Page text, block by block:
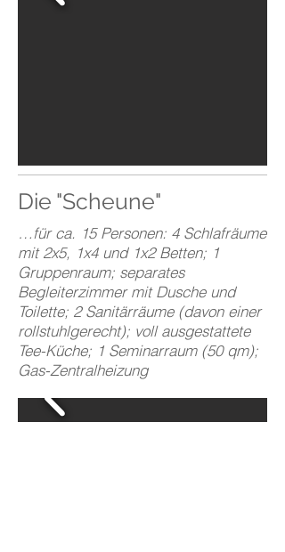
Die "Scheune"
…für ca. 15 Personen: 4 Schlafräume
mit 2x5, 1x4 und 1x2 Betten; 1
Gruppenraum; separates
Begleiterzimmer mit Dusche und
Toilette; 2 Sanitärräume (davon einer
rollstuhlgerecht); voll ausgestattete
Tee-Küche; 1 Seminarraum (50 qm);
Gas-Zentralheizung